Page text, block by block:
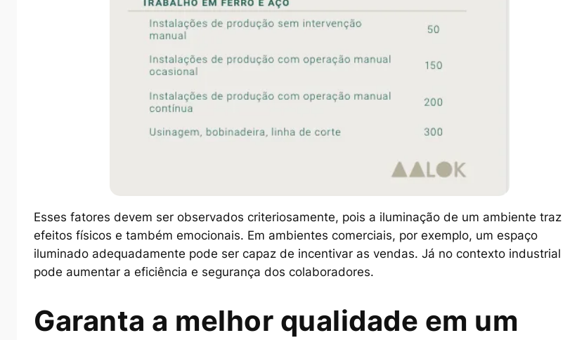
Esses fatores devem ser observados criteriosamente, pois a iluminação de um ambiente traz
efeitos físicos e também emocionais. Em ambientes comerciais, por exemplo, um espaço
iluminado adequadamente pode ser capaz de incentivar as vendas. Já no contexto industrial
pode aumentar a eficiência e segurança dos colaboradores.
Garanta a melhor qualidade em um